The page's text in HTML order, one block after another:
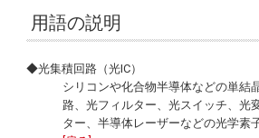
用語の説明
◆光集積回路（光IC）
シリコンや化合物半導体などの単結
路、光フィルター、光スイッチ、光
ター、半導体レーザーなどの光学素